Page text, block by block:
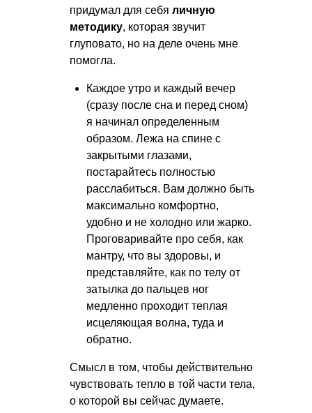
придумал для себя личную
методику, которая звучит
глуповато, но на деле очень мне
помогла.
Каждое утро и каждый вечер
(сразу после сна и перед сном)
я начинал определенным
образом. Лежа на спине с
закрытыми глазами,
постарайтесь полностью
расслабиться. Вам должно быть
максимально комфортно,
удобно и не холодно или жарко.
Проговаривайте про себя, как
мантру, что вы здоровы, и
представляйте, как по телу от
затылка до пальцев ног
медленно проходит теплая
исцеляющая волна, туда и
обратно.
Смысл в том, чтобы действительно
чувствовать тепло в той части тела,
о которой вы сейчас думаете.